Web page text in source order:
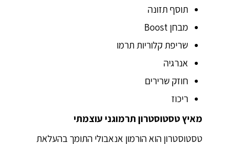
תוסף תזונה
מבחן Boost
שריפת קלוריות תרמו
אנרגיה
חוזק שרירים
ריכוז
מאיץ טסטוסטרון תרמוגני עוצמתי
טסטוסטרון הוא הורמון אנאבולי התומך בהעלאת